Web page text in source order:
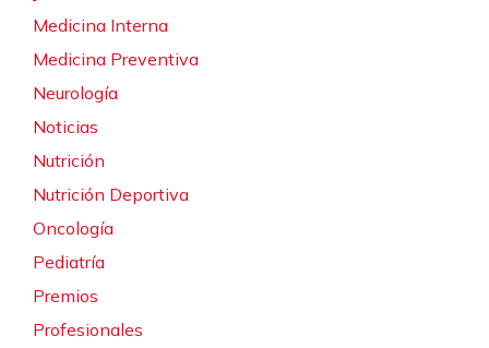
Medicina Interna
Medicina Preventiva
Neurología
Noticias
Nutrición
Nutrición Deportiva
Oncología
Pediatría
Premios
Profesionales